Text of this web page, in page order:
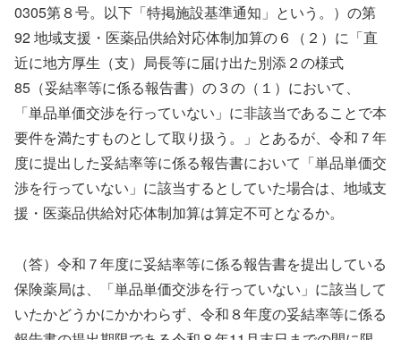
0305第８号。以下「特掲施設基準通知」という。）の第
92 地域支援・医薬品供給対応体制加算の６（２）に「直
近に地方厚生（支）局長等に届け出た別添２の様式
85（妥結率等に係る報告書）の３の（１）において、
「単品単価交渉を行っていない」に非該当であることで本
要件を満たすものとして取り扱う。」とあるが、令和７年
度に提出した妥結率等に係る報告書において「単品単価交
渉を行っていない」に該当するとしていた場合は、地域支
援・医薬品供給対応体制加算は算定不可となるか。
（答）令和７年度に妥結率等に係る報告書を提出している
保険薬局は、「単品単価交渉を行っていない」に該当して
いたかどうかにかかわらず、令和８年度の妥結率等に係る